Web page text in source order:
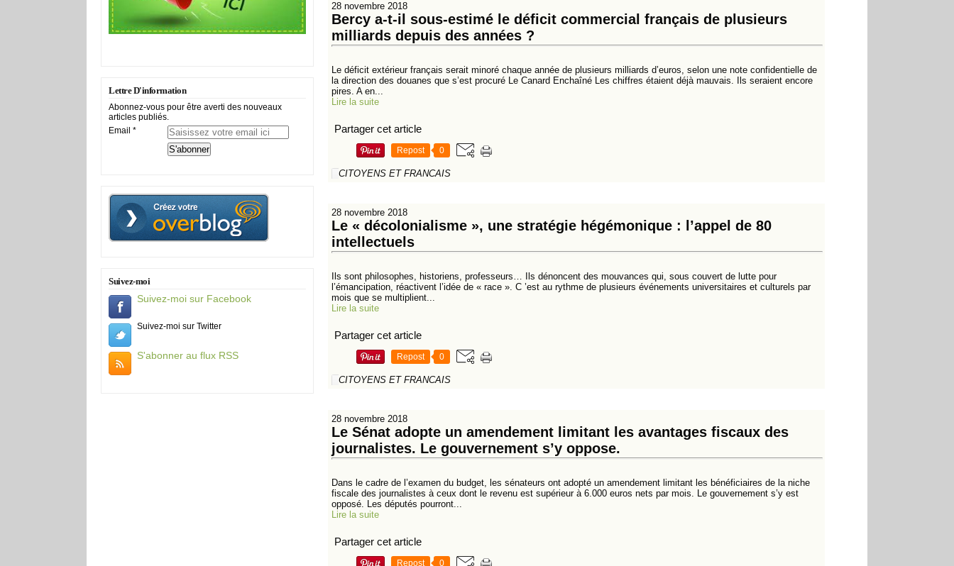
Lettre D'information
Abonnez-vous pour être averti des nouveaux
articles publiés.
Email
Suivez-moi
Suivez-moi sur Facebook
Suivez-moi sur Twitter
S'abonner au flux RSS
28 novembre 2018
Bercy a-t-il sous-estimé le déficit commercial français de plusieurs
milliards depuis des années ?
Le déficit extérieur français serait minoré chaque année de plusieurs milliards d’euros, selon une note confidentielle de
la direction des douanes que s’est procuré Le Canard Enchaîné Les chiffres étaient déjà mauvais. Ils seraient encore
pires. A en...
Lire la suite
Partager cet article
Repost 0
CITOYENS ET FRANCAIS
28 novembre 2018
Le « décolonialisme », une stratégie hégémonique : l’appel de 80
intellectuels
Ils sont philosophes, historiens, professeurs… Ils dénoncent des mouvances qui, sous couvert de lutte pour
l’émancipation, réactivent l’idée de « race ». C ’est au rythme de plusieurs événements universitaires et culturels par
mois que se multiplient...
Lire la suite
Partager cet article
Repost 0
CITOYENS ET FRANCAIS
28 novembre 2018
Le Sénat adopte un amendement limitant les avantages fiscaux des
journalistes. Le gouvernement s’y oppose.
Dans le cadre de l’examen du budget, les sénateurs ont adopté un amendement limitant les bénéficiaires de la niche
fiscale des journalistes à ceux dont le revenu est supérieur à 6.000 euros nets par mois. Le gouvernement s’y est
opposé. Les députés pourront...
Lire la suite
Partager cet article
Repost 0